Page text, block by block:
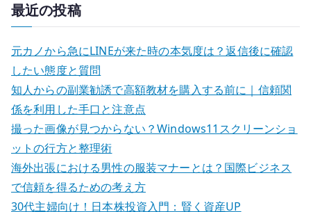
果
最近の投稿
元カノから急にLINEが来た時の本気度は？返信後に確認
したい態度と質問
知人からの副業勧誘で高額教材を購入する前に｜信頼関
係を利用した手口と注意点
撮った画像が見つからない？Windows11スクリーンショ
ットの行方と整理術
海外出張における男性の服装マナーとは？国際ビジネス
で信頼を得るための考え方
30代主婦向け！日本株投資入門：賢く資産UP